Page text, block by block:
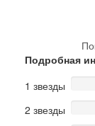
Подробная
1 звезды
2 звезды